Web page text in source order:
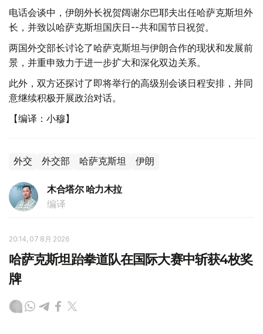
电话会谈中，伊朗外长祝贺阔谢尔巴耶夫出任哈萨克斯坦外
长，并致以哈萨克斯坦国庆日--共和国节日祝贺。
两国外交部长讨论了哈萨克斯坦与伊朗合作的现状和发展前
景，并重申致力于进一步扩大和深化双边关系。
此外，双方还探讨了即将举行的高级别会谈日程安排，并同
意继续积极开展政治对话。
【编译：小穆】
外交 外交部 哈萨克斯坦 伊朗
木合塔尔 哈力木拉
编译
20:14, 07 8月 2026
哈萨克斯坦跆拳道队在国际大赛中斩获4枚奖
牌